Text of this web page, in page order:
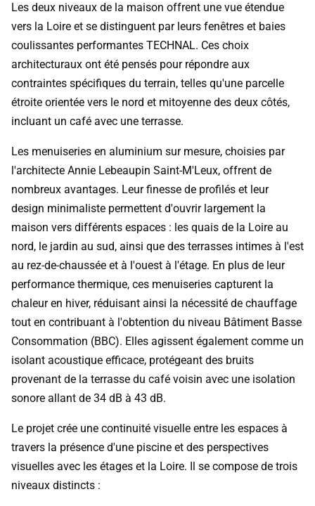
Les deux niveaux de la maison offrent une vue étendue
vers la Loire et se distinguent par leurs fenêtres et baies
coulissantes performantes TECHNAL. Ces choix
architecturaux ont été pensés pour répondre aux
contraintes spécifiques du terrain, telles qu'une parcelle
étroite orientée vers le nord et mitoyenne des deux côtés,
incluant un café avec une terrasse.
Les menuiseries en aluminium sur mesure, choisies par
l'architecte Annie Lebeaupin Saint-M'Leux, offrent de
nombreux avantages. Leur finesse de profilés et leur
design minimaliste permettent d'ouvrir largement la
maison vers différents espaces : les quais de la Loire au
nord, le jardin au sud, ainsi que des terrasses intimes à l'est
au rez-de-chaussée et à l'ouest à l'étage. En plus de leur
performance thermique, ces menuiseries capturent la
chaleur en hiver, réduisant ainsi la nécessité de chauffage
tout en contribuant à l'obtention du niveau Bâtiment Basse
Consommation (BBC). Elles agissent également comme un
isolant acoustique efficace, protégeant des bruits
provenant de la terrasse du café voisin avec une isolation
sonore allant de 34 dB à 43 dB.
Le projet crée une continuité visuelle entre les espaces à
travers la présence d'une piscine et des perspectives
visuelles avec les étages et la Loire. Il se compose de trois
niveaux distincts :